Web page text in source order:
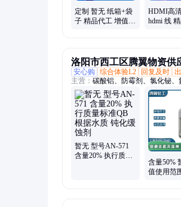
定制 暂无 纸箱+袋
子 精品代工 增值税
HDMI高
hdmi 线
洛阳市西工区腾翼物资供
安心购
综合体验L2 回复及时
主营： 碳酸铝、防霉剂、氯化铋
铝、化学试剂、抗静电剂、乙酸
风、次磷酸镁、氯化氢乙醇、氯
剂、柴油降凝剂、硫代硫酸铵、
板桶、硫代乙醇酸钠、高分子絮凝剂
暂无 型号AN-571
含量20% 执行质量
含量50%
值使用范